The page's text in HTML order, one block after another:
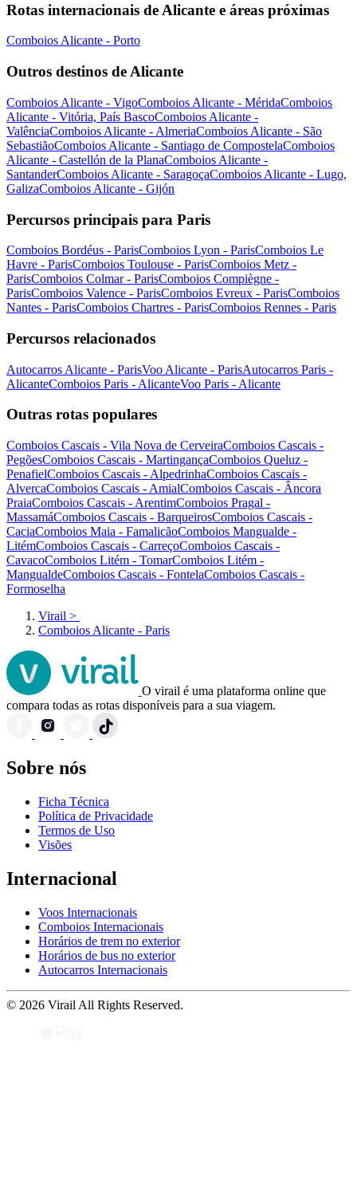
Rotas internacionais de Alicante e áreas próximas
Comboios Alicante - Porto
Outros destinos de Alicante
Comboios Alicante - VigoComboios Alicante - MéridaComboios
Alicante - Vitória, País BascoComboios Alicante -
ValênciaComboios Alicante - AlmeriaComboios Alicante - São
SebastiãoComboios Alicante - Santiago de CompostelaComboios
Alicante - Castellón de la PlanaComboios Alicante -
SantanderComboios Alicante - SaragoçaComboios Alicante - Lugo,
GalizaComboios Alicante - Gijón
Percursos principais para Paris
Comboios Bordéus - ParisComboios Lyon - ParisComboios Le
Havre - ParisComboios Toulouse - ParisComboios Metz -
ParisComboios Colmar - ParisComboios Compiègne -
ParisComboios Valence - ParisComboios Evreux - ParisComboios
Nantes - ParisComboios Chartres - ParisComboios Rennes - Paris
Percursos relacionados
Autocarros Alicante - ParisVoo Alicante - ParisAutocarros Paris -
AlicanteComboios Paris - AlicanteVoo Paris - Alicante
Outras rotas populares
Comboios Cascais - Vila Nova de CerveiraComboios Cascais -
PegõesComboios Cascais - MartingançaComboios Queluz -
PenafielComboios Cascais - AlpedrinhaComboios Cascais -
AlvercaComboios Cascais - AmialComboios Cascais - Âncora
PraiaComboios Cascais - ArentimComboios Pragal -
MassamáComboios Cascais - BarqueirosComboios Cascais -
CaciaComboios Maia - FamalicãoComboios Mangualde -
LitémComboios Cascais - CarreçoComboios Cascais -
CavacoComboios Litém - TomarComboios Litém -
MangualdeComboios Cascais - FontelaComboios Cascais -
Formoselha
Virail >
Comboios Alicante - Paris
O virail é uma plataforma online que
compara todas as rotas disponíveis para a sua viagem.
Sobre nós
Ficha Técnica
Política de Privacidade
Termos de Uso
Visões
Internacional
Voos Internacionais
Comboios Internacionais
Horários de trem no exterior
Horários de bus no exterior
Autocarros Internacionais
© 2026 Virail All Rights Reserved.